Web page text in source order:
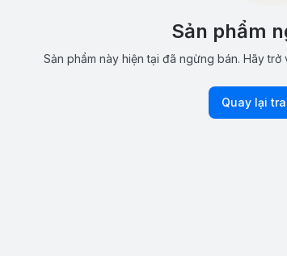
Sản phẩm
Sản phẩm này hiện tại đã ngừng bán. Hãy
Quay lại